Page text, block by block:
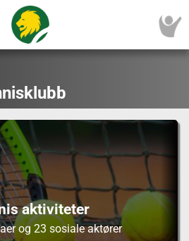
aktiviteter
og 23 sosiale aktører